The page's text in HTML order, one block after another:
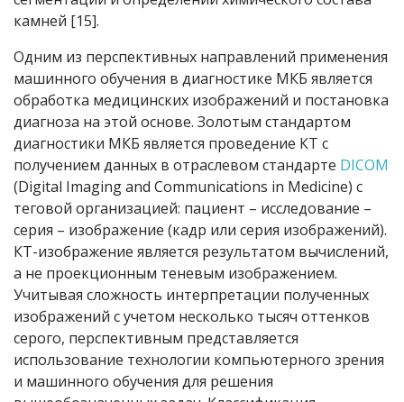
камней [15].
Одним из перспективных направлений применения
машинного обучения в диагностике МКБ является
обработка медицинских изображений и постановка
диагноза на этой основе. Золотым стандартом
диагностики МКБ является проведение КТ с
получением данных в отраслевом стандарте DICOM
(Digital Imaging and Communications in Medicine) с
теговой организацией: пациент – исследование –
серия – изображение (кадр или серия изображений).
КТ-изображение является результатом вычислений,
а не проекционным теневым изображением.
Учитывая сложность интерпретации полученных
изображений с учетом несколько тысяч оттенков
серого, перспективным представляется
использование технологии компьютерного зрения
и машинного обучения для решения